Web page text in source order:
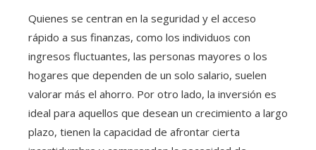
Quienes se centran en la seguridad y el acceso
rápido a sus finanzas, como los individuos con
ingresos fluctuantes, las personas mayores o los
hogares que dependen de un solo salario, suelen
valorar más el ahorro. Por otro lado, la inversión es
ideal para aquellos que desean un crecimiento a largo
plazo, tienen la capacidad de afrontar cierta